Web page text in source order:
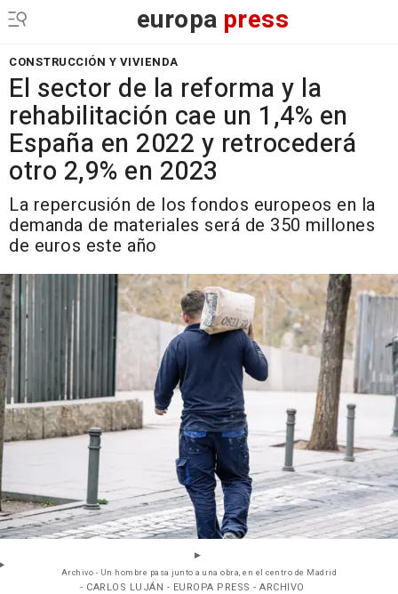
europa press
CONSTRUCCIÓN Y VIVIENDA
El sector de la reforma y la
rehabilitación cae un 1,4% en
España en 2022 y retrocederá
otro 2,9% en 2023
La repercusión de los fondos europeos en la
demanda de materiales será de 350 millones
de euros este año
Archivo - Un hombre pasa junto a una obra, en el centro de Madrid
- CARLOS LUJÁN - EUROPA PRESS - ARCHIVO